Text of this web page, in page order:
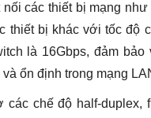
nối các thiết bị mạng như
thiết bị khác với tốc độ
là 16Gbps, đảm
ổn định trong mạng
các chế độ half-duplex,